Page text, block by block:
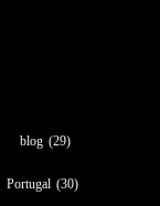
blog (29)
Portugal (30)